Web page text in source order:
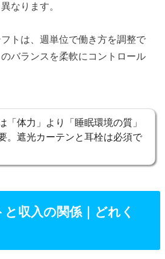
なります。
トは、週単位で働き方を調整で
バランスを柔軟にコントロール
「体力」より「睡眠環境の質」
。遮光カーテンと耳栓は必須で
収入の関係｜どれく